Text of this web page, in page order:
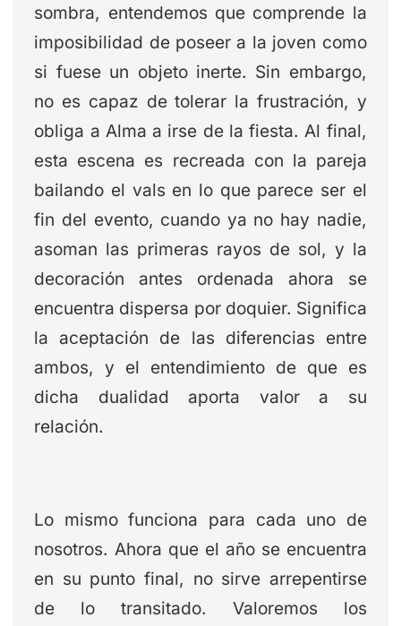
sombra, entendemos que comprende la
imposibilidad de poseer a la joven como
si fuese un objeto inerte. Sin embargo,
no es capaz de tolerar la frustración, y
obliga a Alma a irse de la fiesta. Al final,
esta escena es recreada con la pareja
bailando el vals en lo que parece ser el
fin del evento, cuando ya no hay nadie,
asoman las primeras rayos de sol, y la
decoración antes ordenada ahora se
encuentra dispersa por doquier. Significa
la aceptación de las diferencias entre
ambos, y el entendimiento de que es
dicha dualidad aporta valor a su
relación.
Lo mismo funciona para cada uno de
nosotros. Ahora que el año se encuentra
en su punto final, no sirve arrepentirse
de lo transitado. Valoremos los